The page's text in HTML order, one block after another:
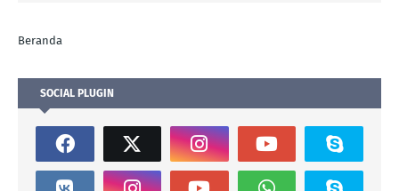
Beranda
SOCIAL PLUGIN